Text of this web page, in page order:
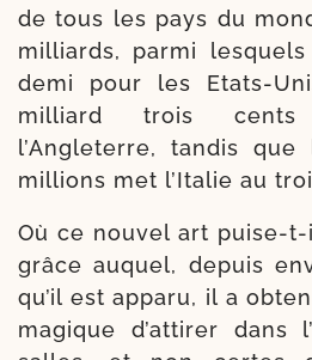
de tous les pays du
mil­liards, par­mi
demi pour les Etats-​
mil­liard trois
l’Angleterre, tan­dis
mil­lions met l’Italie au
Où ce nou­vel art puise-​t-​
grâce auquel, depuis
qu’il est appa­ru, il a
magique d’at­ti­rer dans